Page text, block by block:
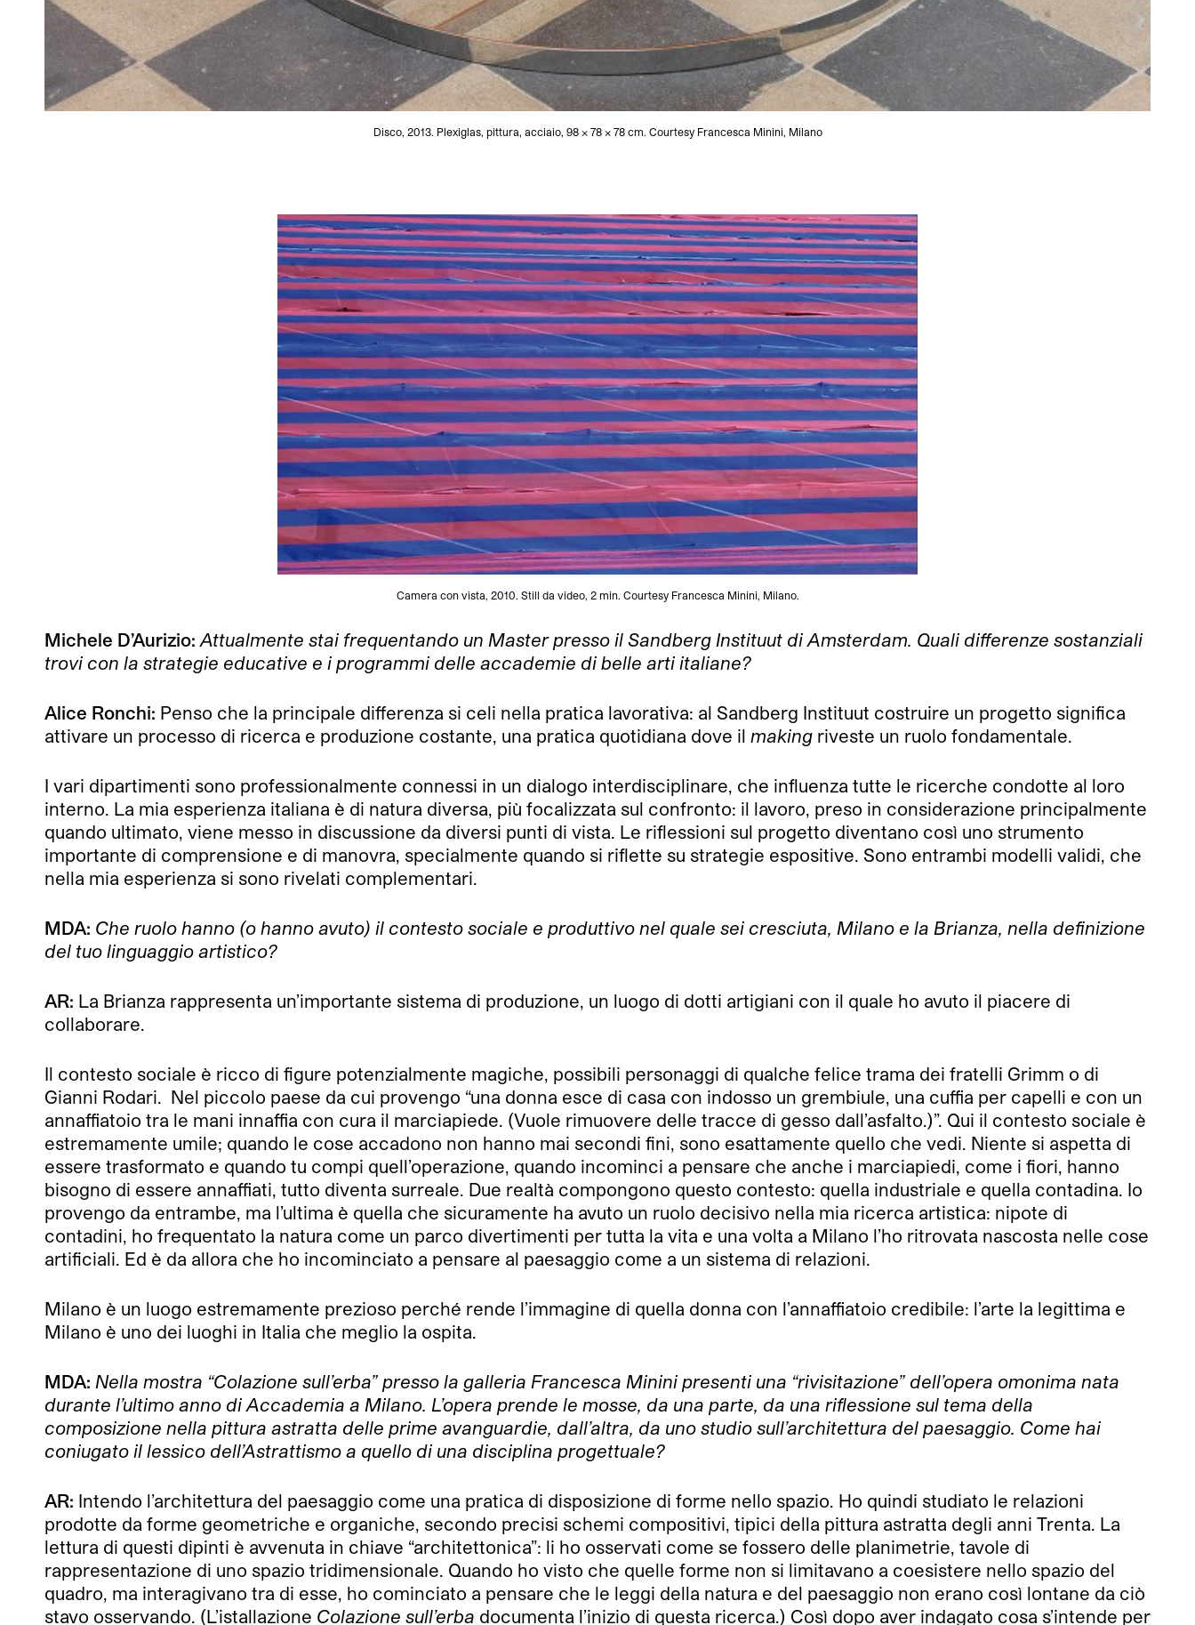
Disco, 2013. Plexiglas, pittura, acciaio, 98 x 78 x 78 cm. Courtesy Francesca Minini, Milano
Camera con vista, 2010. Still da video, 2 min. Courtesy Francesca Minini, Milano.
Michele D’Aurizio: Attualmente stai frequentando un Master presso il Sandberg Instituut di Amsterdam. Quali differenze sostanziali
trovi con la strategie educative e i programmi delle accademie di belle arti italiane?
Alice Ronchi: Penso che la principale differenza si celi nella pratica lavorativa: al Sandberg Instituut costruire un progetto significa
attivare un processo di ricerca e produzione costante, una pratica quotidiana dove il making riveste un ruolo fondamentale.
I vari dipartimenti sono professionalmente connessi in un dialogo interdisciplinare, che influenza tutte le ricerche condotte al loro
interno. La mia esperienza italiana è di natura diversa, più focalizzata sul confronto: il lavoro, preso in considerazione principalmente
quando ultimato, viene messo in discussione da diversi punti di vista. Le riflessioni sul progetto diventano così uno strumento
importante di comprensione e di manovra, specialmente quando si riflette su strategie espositive. Sono entrambi modelli validi, che
nella mia esperienza si sono rivelati complementari.
MDA: Che ruolo hanno (o hanno avuto) il contesto sociale e produttivo nel quale sei cresciuta, Milano e la Brianza, nella definizione
del tuo linguaggio artistico?
AR: La Brianza rappresenta un’importante sistema di produzione, un luogo di dotti artigiani con il quale ho avuto il piacere di
collaborare.
Il contesto sociale è ricco di figure potenzialmente magiche, possibili personaggi di qualche felice trama dei fratelli Grimm o di
Gianni Rodari. Nel piccolo paese da cui provengo “una donna esce di casa con indosso un grembiule, una cuffia per capelli e con un
annaffiatoio tra le mani innaffia con cura il marciapiede. (Vuole rimuovere delle tracce di gesso dall’asfalto.)”. Qui il contesto sociale è
estremamente umile; quando le cose accadono non hanno mai secondi fini, sono esattamente quello che vedi. Niente si aspetta di
essere trasformato e quando tu compi quell’operazione, quando incominci a pensare che anche i marciapiedi, come i fiori, hanno
bisogno di essere annaffiati, tutto diventa surreale. Due realtà compongono questo contesto: quella industriale e quella contadina. Io
provengo da entrambe, ma l’ultima è quella che sicuramente ha avuto un ruolo decisivo nella mia ricerca artistica: nipote di
contadini, ho frequentato la natura come un parco divertimenti per tutta la vita e una volta a Milano l’ho ritrovata nascosta nelle cose
artificiali. Ed è da allora che ho incominciato a pensare al paesaggio come a un sistema di relazioni.
Milano è un luogo estremamente prezioso perché rende l’immagine di quella donna con l’annaffiatoio credibile: l’arte la legittima e
Milano è uno dei luoghi in Italia che meglio la ospita.
MDA: Nella mostra “Colazione sull’erba” presso la galleria Francesca Minini presenti una “rivisitazione” dell’opera omonima nata
durante l’ultimo anno di Accademia a Milano. L’opera prende le mosse, da una parte, da una riflessione sul tema della
composizione nella pittura astratta delle prime avanguardie, dall’altra, da uno studio sull’architettura del paesaggio. Come hai
coniugato il lessico dell’Astrattismo a quello di una disciplina progettuale?
AR: Intendo l’architettura del paesaggio come una pratica di disposizione di forme nello spazio. Ho quindi studiato le relazioni
prodotte da forme geometriche e organiche, secondo precisi schemi compositivi, tipici della pittura astratta degli anni Trenta. La
lettura di questi dipinti è avvenuta in chiave “architettonica”: li ho osservati come se fossero delle planimetrie, tavole di
rappresentazione di uno spazio tridimensionale. Quando ho visto che quelle forme non si limitavano a coesistere nello spazio del
quadro, ma interagivano tra di esse, ho cominciato a pensare che le leggi della natura e del paesaggio non erano così lontane da ciò
stavo osservando. (L’istallazione Colazione sull’erba documenta l’inizio di questa ricerca.) Così dopo aver indagato cosa s’intende per